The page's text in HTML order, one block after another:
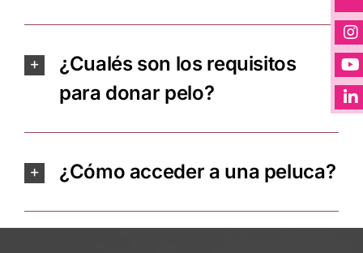
¿Cualés son los requisitos
para donar pelo?
¿Cómo acceder a una peluca?